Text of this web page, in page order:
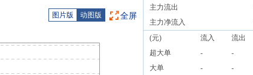
图片版 动图版 全屏
主力流出
主力净流入
(元)
流入
流出
超大单
-
-
大单
-
-